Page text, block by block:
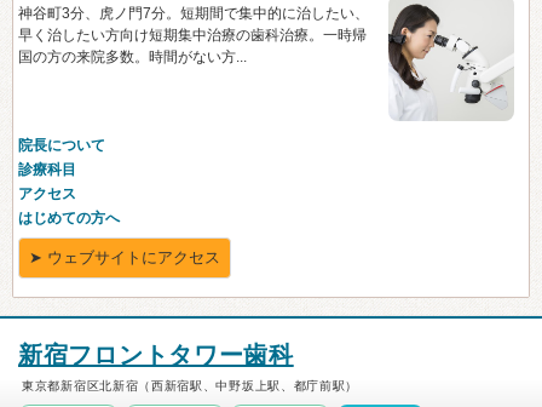
新宿フロントタワー歯科
東京都新宿区北新宿（西新宿駅、中野坂上駅、都庁前駅）